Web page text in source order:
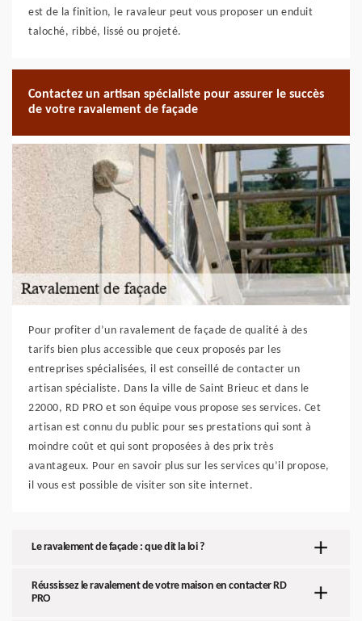
est de la finition, le ravaleur peut vous proposer un enduit
taloché, ribbé, lissé ou projeté.
Contactez un artisan spécialiste pour assurer le succès
de votre ravalement de façade
Pour profiter d’un ravalement de façade de qualité à des
tarifs bien plus accessible que ceux proposés par les
entreprises spécialisées, il est conseillé de contacter un
artisan spécialiste. Dans la ville de Saint Brieuc et dans le
22000, RD PRO et son équipe vous propose ses services. Cet
artisan est connu du public pour ses prestations qui sont à
moindre coût et qui sont proposées à des prix très
avantageux. Pour en savoir plus sur les services qu’il propose,
il vous est possible de visiter son site internet.
Le ravalement de façade : que dit la loi ?
Réussissez le ravalement de votre maison en contacter RD
PRO